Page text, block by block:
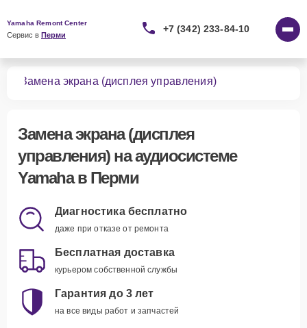
Yamaha Remont Center
Сервис в Перми
+7 (342) 233-84-10
Замена экрана (дисплея управления)
Замена экрана (дисплея
управления)на аудиосистеме
Yamaha в Перми
Диагностика бесплатно
даже при отказе от ремонта
Бесплатная доставка
курьером собственной службы
Гарантия до 3 лет
на все виды работ и запчастей